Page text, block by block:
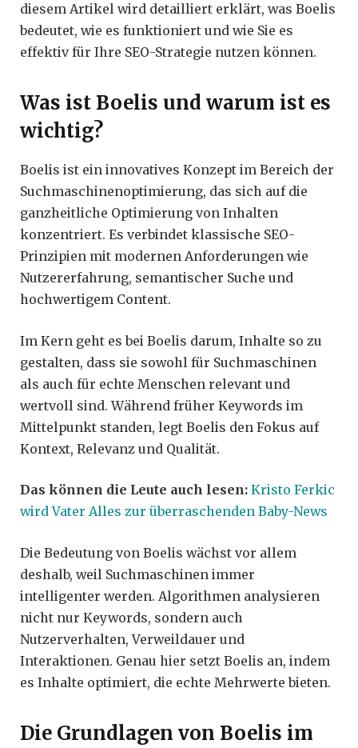
diesem Artikel wird detailliert erklärt, was Boelis
bedeutet, wie es funktioniert und wie Sie es
effektiv für Ihre SEO-Strategie nutzen können.
Was ist Boelis und warum ist es
wichtig?
Boelis ist ein innovatives Konzept im Bereich der
Suchmaschinenoptimierung, das sich auf die
ganzheitliche Optimierung von Inhalten
konzentriert. Es verbindet klassische SEO-
Prinzipien mit modernen Anforderungen wie
Nutzererfahrung, semantischer Suche und
hochwertigem Content.
Im Kern geht es bei Boelis darum, Inhalte so zu
gestalten, dass sie sowohl für Suchmaschinen
als auch für echte Menschen relevant und
wertvoll sind. Während früher Keywords im
Mittelpunkt standen, legt Boelis den Fokus auf
Kontext, Relevanz und Qualität.
Das können die Leute auch lesen: Kristo Ferkic
wird Vater Alles zur überraschenden Baby-News
Die Bedeutung von Boelis wächst vor allem
deshalb, weil Suchmaschinen immer
intelligenter werden. Algorithmen analysieren
nicht nur Keywords, sondern auch
Nutzerverhalten, Verweildauer und
Interaktionen. Genau hier setzt Boelis an, indem
es Inhalte optimiert, die echte Mehrwerte bieten.
Die Grundlagen von Boelis im